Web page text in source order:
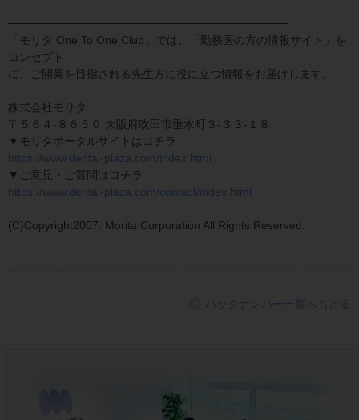
───────────────────────────────────
「モリタ One To One Club」では、「勤務医の方の情報サイト」を
コンセプト
に、ご開業を目指される先生方に役に立つ情報をお届けします。
───────────────────────────────────
株式会社モリタ
〒５６４-８６５０ 大阪府吹田市垂水町３-３３-１８
▼モリタポータルサイトはコチラ
https://www.dental-plaza.com/index.html
▼ご意見・ご質問はコチラ
https://www.dental-plaza.com/contact/index.html
(C)Copyright2007. Morita Corporation All Rights Reserved.
バックナンバー一覧へもどる